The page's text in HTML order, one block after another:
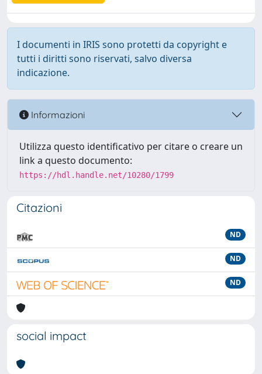
I documenti in IRIS sono protetti da copyright e
tutti i diritti sono riservati, salvo diversa
indicazione.
Informazioni
Utilizza questo identificativo per citare o creare un
link a questo documento:
https://hdl.handle.net/10280/1799
Citazioni
ND
ND
ND
social impact